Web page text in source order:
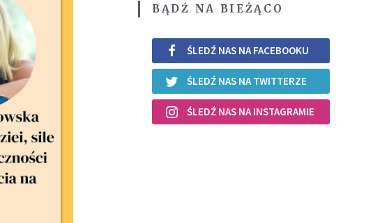
BĄDŹ NA BIEŻĄCO
ŚLEDŹ NAS NA FACEBOOKU
ŚLEDŹ NAS NA TWITTERZE
ŚLEDŹ NAS NA INSTAGRAMIE